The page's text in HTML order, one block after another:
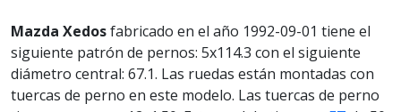
Mazda Xedosfabricado en el año 1992-09-01 tiene el
siguiente patrón de pernos: 5x114.3 con el siguiente
diámetro central: 67.1. Las ruedas están montadas con
tuercas de perno en este modelo. Las tuercas de perno